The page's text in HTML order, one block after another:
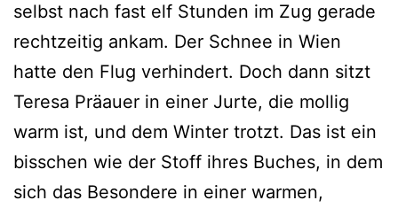
selbst nach fast elf Stunden im Zug gerade
rechtzeitig ankam. Der Schnee in Wien
hatte den Flug verhindert. Doch dann sitzt
Teresa Präauer in einer Jurte, die mollig
warm ist, und dem Winter trotzt. Das ist ein
bisschen wie der Stoff ihres Buches, in dem
sich das Besondere in einer warmen,